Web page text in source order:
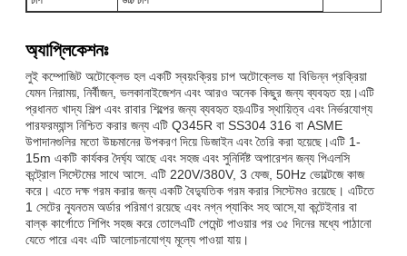
অ্যাপ্লিকেশনঃ
লুই কম্পোজিট অটোক্লেভ হল একটি স্বয়ংক্রিয় চাপ অটোক্লেভ যা বিভিন্ন প্রক্রিয়া
যেমন নিরাময়, নির্বীজন, ভলকানাইজেশন এবং আরও অনেক কিছুর জন্য ব্যবহৃত হয়।এটি
প্রধানত খাদ্য শিল্প এবং রাবার শিল্পের জন্য ব্যবহৃত হয়এটির স্থায়িত্ব এবং নির্ভরযোগ্য
পারফরম্যান্স নিশ্চিত করার জন্য এটি Q345R বা SS304 316 বা ASME
উপাদানগুলির মতো উচ্চমানের উপকরণ দিয়ে ডিজাইন এবং তৈরি করা হয়েছে।এটি 1-
15m একটি কার্যকর দৈর্ঘ্য আছে এবং সহজ এবং সুনির্দিষ্ট অপারেশন জন্য পিএলসি
কন্ট্রোল সিস্টেমের সাথে আসে. এটি 220V/380V, 3 ফেজ, 50Hz ভোল্টেজে কাজ
করে। এতে দক্ষ গরম করার জন্য একটি বৈদ্যুতিক গরম করার সিস্টেমও রয়েছে। এটিতে
1 সেটের ন্যূনতম অর্ডার পরিমাণ রয়েছে এবং নগ্ন প্যাকিং সহ আসে,যা কন্টেইনার বা
বাল্ক কার্গোতে শিপিং সহজ করে তোলেএটি পেমেন্ট পাওয়ার পর ৩৫ দিনের মধ্যে পাঠানো
যেতে পারে এবং এটি আলোচনাযোগ্য মূল্যে পাওয়া যায়।